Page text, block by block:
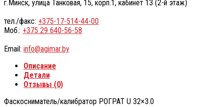
г.Минск, улица Танковая, 15, корп.1, кабинет 13 (2-й этаж)
тел./факс: +375-17-514-44-00
Моб.: +375 29 640-56-58
Email: info@agimar.by
Описание
Детали
Отзывы (0)
Фаскосниматель/калибратор РОГРАТ U 32×3.0